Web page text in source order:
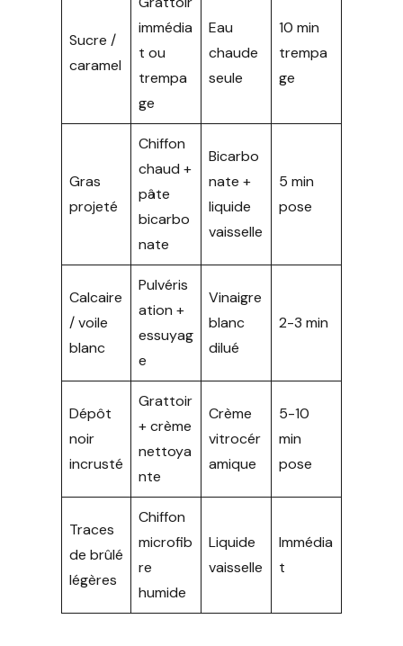
Sucre /
caramel
immédia
t ou
trempa
ge
Eau
chaude
seule
10 min
trempa
ge
Gras
projeté
Chiffon
chaud +
pâte
bicarbo
nate
Bicarbo
nate +
liquide
vaisselle
5 min
pose
Calcaire
/ voile
blanc
Pulvéris
ation +
essuyag
e
Vinaigre
blanc
dilué
2-3 min
Dépôt
noir
incrusté
Grattoir
+ crème
nettoya
nte
Crème
vitrocér
amique
5-10
min
pose
Traces
de brûlé
légères
Chiffon
microfib
re
humide
Liquide
vaisselle
Immédia
t